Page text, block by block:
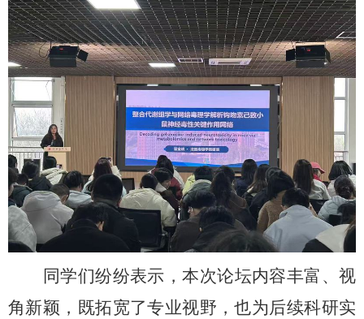
同学们纷纷表示，本次论坛内容丰富、视
角新颖，既拓宽了专业视野，也为后续科研实